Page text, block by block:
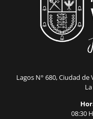
Lagos N° 680, Ciudad
08:30